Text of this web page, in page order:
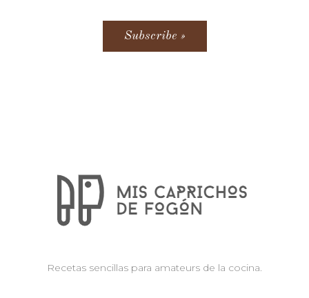
Recetas sencillas para amateurs de la cocina.